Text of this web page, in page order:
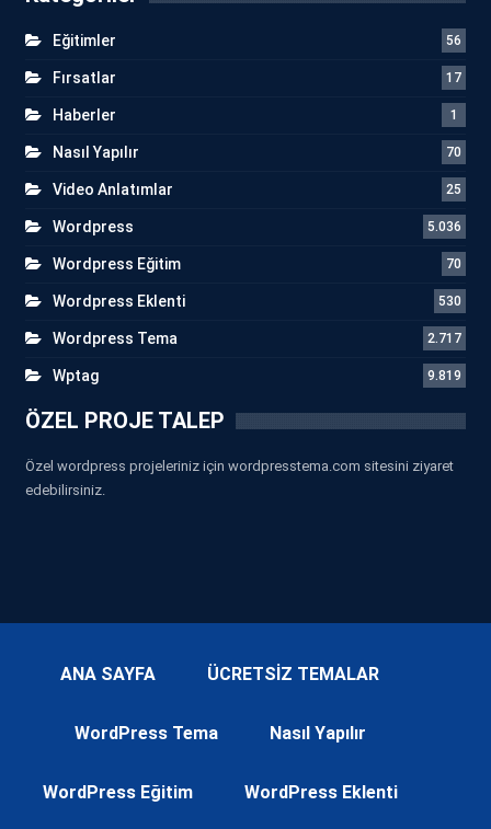
Eğitimler 56
Fırsatlar 17
Haberler 1
Nasıl Yapılır 70
Video Anlatımlar 25
Wordpress 5.036
Wordpress Eğitim 70
Wordpress Eklenti 530
Wordpress Tema 2.717
Wptag 9.819
ÖZEL PROJE TALEP
Özel wordpress projeleriniz için wordpresstema.com sitesini ziyaret
edebilirsiniz.
ANA SAYFA ÜCRETSİZ TEMALAR
WordPress Tema Nasıl Yapılır
WordPress Eğitim WordPress Eklenti